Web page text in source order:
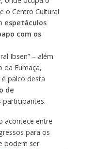
o Centro Cultural
espetáculos
com os
Ibsen” – além
da Fumaça,
palco desta
de
acontece entre
para os
podem ser